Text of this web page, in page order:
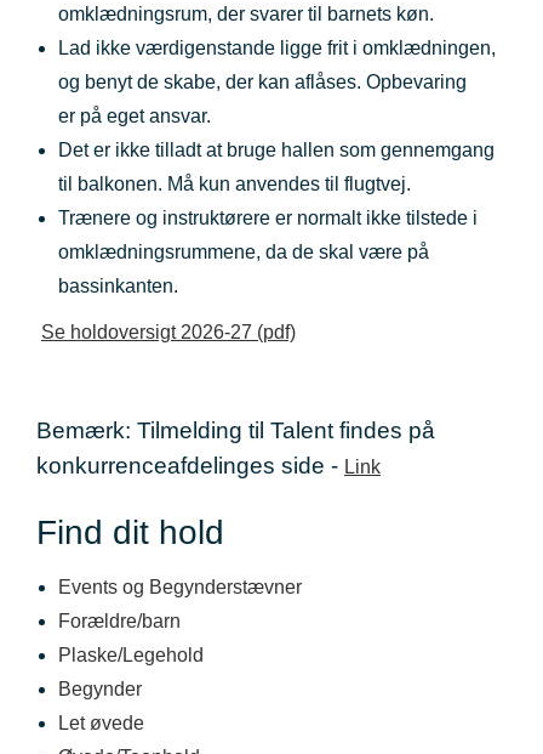
omklædningsrum, der svarer til barnets køn.
Lad ikke værdigenstande ligge frit i omklædningen,
og benyt de skabe, der kan aflåses. Opbevaring
er på eget ansvar.
Det er ikke tilladt at bruge hallen som gennemgang
til balkonen. Må kun anvendes til flugtvej.
Trænere og instruktørere er normalt ikke tilstede i
omklædningsrummene, da de skal være på
bassinkanten.
Se holdoversigt 2026-27 (pdf)
Bemærk: Tilmelding til Talent findes på
konkurrenceafdelinges side - Link
Find dit hold
Events og Begynderstævner
Forældre/barn
Plaske/Legehold
Begynder
Let øvede